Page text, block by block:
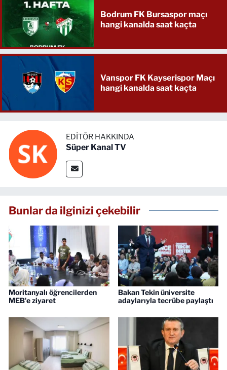
Bodrum FK Bursaspor maçı
hangi kanalda saat kaçta
Vanspor FK Kayserispor Maçı
hangi kanalda saat kaçta
EDITÖR HAKKINDA
Süper Kanal TV
Bunlar da ilginizi çekebilir
Moritanyalı öğrencilerden
MEB'e ziyaret
Bakan Tekin üniversite
adaylarıyla tecrübe paylaştı